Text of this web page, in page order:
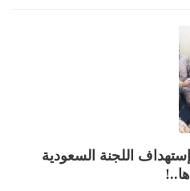
اللجنة السعودية